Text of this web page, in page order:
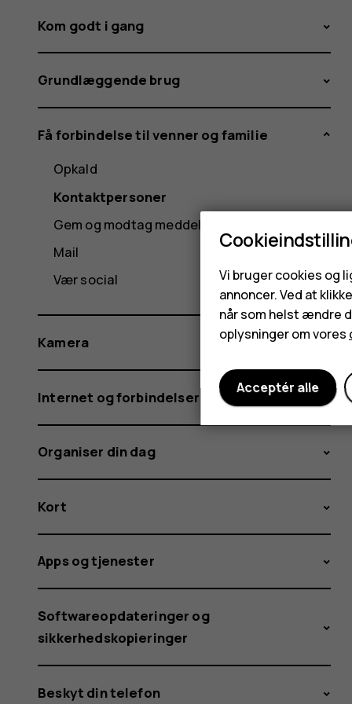
Kom godt i gang
Grundlæggende brug
Få forbindelse til venner og familie
Opkald
Kontaktpersoner
Gem og modtag meddelelser
Mail
Vær social
Kamera
Internet og forbindelser
Organiser din dag
Kort
Apps og tjenester
Softwareopdateringer og
sikkerhedskopieringer
Beskyt din telefon
Vi bruger cookies og
annoncer. Ved at
når som helst ændre
oplysninger om vores
Acceptér alle